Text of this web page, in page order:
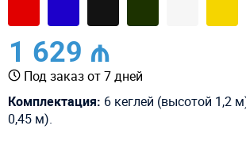
1 629 ₼
Под заказ от 7 дней
Комплектация: 6 кеглей (высотой 1,2
0,45 м).